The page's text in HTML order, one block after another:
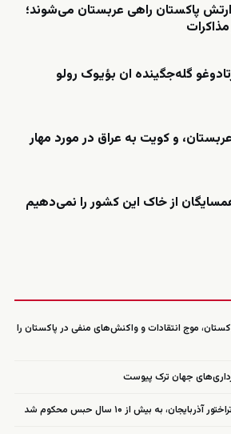
پاکستان راهی عربستان می‌شوند؛
گله‌جگینده ان بؤیوک رولو
و کویت به عراق در مورد مهار
از خاک این کشور را نمی‌دهیم
موج انتقادات و واکنش‌های منفی در پاکستان را
جهان ترک پیوست
به بیش از ۱۰ سال حبس محکوم شد